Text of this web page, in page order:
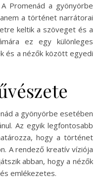
Promenád a gyönyörbe
a történet narrátorai
keltik a szöveget és a
ez egy különleges
és a nézők között egyedi
a gyönyörbe esetében
Az egyik legfontosabb
hogy a történet
A rendező kreatív víziója
abban, hogy a nézők
emlékezetes.